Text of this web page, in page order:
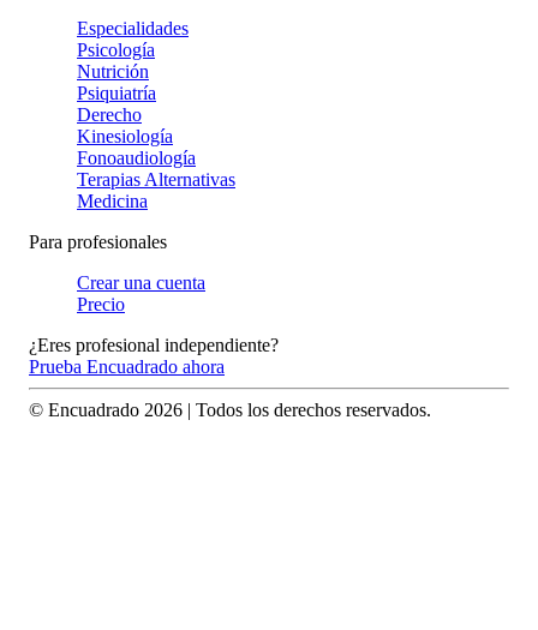
Especialidades
Psicología
Nutrición
Psiquiatría
Derecho
Kinesiología
Fonoaudiología
Terapias Alternativas
Medicina
Para profesionales
Crear una cuenta
Precio
¿Eres profesional independiente?
Prueba Encuadrado ahora
© Encuadrado 2026 | Todos los derechos reservados.